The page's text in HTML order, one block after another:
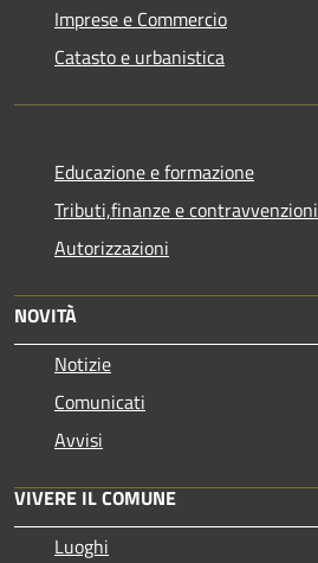
Imprese e Commercio
Catasto e urbanistica
Educazione e formazione
Tributi,finanze e contravvenzioni
Autorizzazioni
NOVITÀ
Notizie
Comunicati
Avvisi
VIVERE IL COMUNE
Luoghi